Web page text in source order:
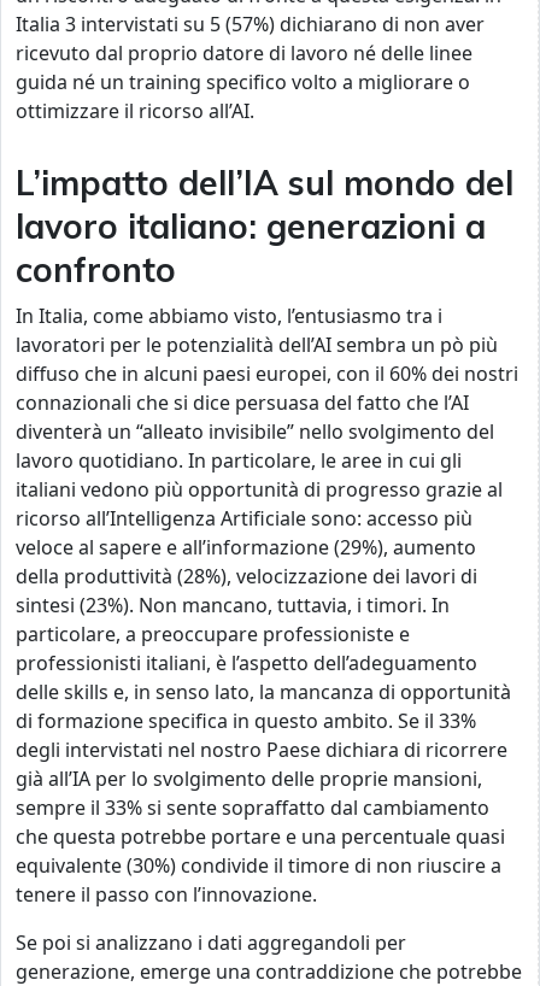
Italia 3 intervistati su 5 (57%) dichiarano di non aver
ricevuto dal proprio datore di lavoro né delle linee
guida né un training specifico volto a migliorare o
ottimizzare il ricorso all’AI.
L’impatto dell’IA sul mondo del
lavoro italiano: generazioni a
confronto
In Italia, come abbiamo visto, l’entusiasmo tra i
lavoratori per le potenzialità dell’AI sembra un pò più
diffuso che in alcuni paesi europei, con il 60% dei nostri
connazionali che si dice persuasa del fatto che l’AI
diventerà un “alleato invisibile” nello svolgimento del
lavoro quotidiano. In particolare, le aree in cui gli
italiani vedono più opportunità di progresso grazie al
ricorso all’Intelligenza Artificiale sono: accesso più
veloce al sapere e all’informazione (29%), aumento
della produttività (28%), velocizzazione dei lavori di
sintesi (23%). Non mancano, tuttavia, i timori. In
particolare, a preoccupare professioniste e
professionisti italiani, è l’aspetto dell’adeguamento
delle skills e, in senso lato, la mancanza di opportunità
di formazione specifica in questo ambito. Se il 33%
degli intervistati nel nostro Paese dichiara di ricorrere
già all’IA per lo svolgimento delle proprie mansioni,
sempre il 33% si sente sopraffatto dal cambiamento
che questa potrebbe portare e una percentuale quasi
equivalente (30%) condivide il timore di non riuscire a
tenere il passo con l’innovazione.
Se poi si analizzano i dati aggregandoli per
generazione, emerge una contraddizione che potrebbe